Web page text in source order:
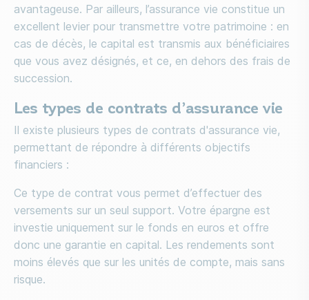
avantageuse. Par ailleurs, l’assurance vie constitue un
excellent levier pour transmettre votre patrimoine : en
cas de décès, le capital est transmis aux bénéficiaires
que vous avez désignés, et ce, en dehors des frais de
succession.
Les types de contrats d’assurance vie
Il existe plusieurs types de contrats d'assurance vie,
permettant de répondre à différents objectifs
financiers :
Ce type de contrat vous permet d’effectuer des
versements sur un seul support. Votre épargne est
investie uniquement sur le fonds en euros et offre
donc une garantie en capital. Les rendements sont
moins élevés que sur les unités de compte, mais sans
risque.